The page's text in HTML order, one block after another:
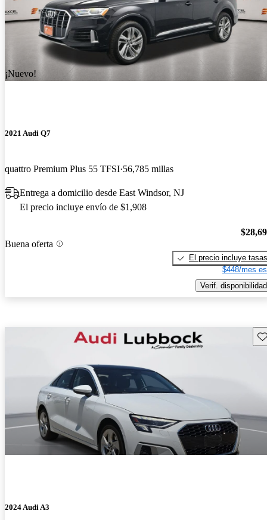
¡Nuevo!
2021 Audi Q7
quattro Premium Plus 55 TFSI 56,785 millas
Entrega a domicilio desde East Windsor, NJ
El precio incluye envío de $1,908
Buena oferta
El precio incluye tasas
$448/mes
Verif. disponibilidad
2024 Audi A3